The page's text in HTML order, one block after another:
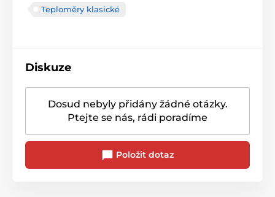
Teploměry klasické
Diskuze
Dosud nebyly přidány žádné otázky.
Ptejte se nás, rádi poradíme
Položit dotaz